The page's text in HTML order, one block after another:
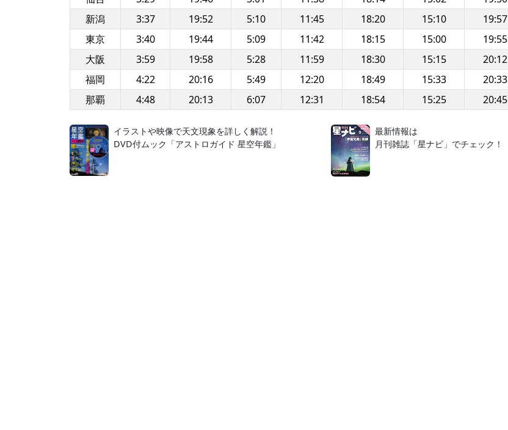
新潟
3:37 19:52 5:10 11:45 18:20 15:10 19:57
東京
3:40 19:44 5:09 11:42 18:15 15:00 19:55
大阪
3:59 19:58 5:28 11:59 18:30 15:15 20:12
福岡
4:22 20:16 5:49 12:20 18:49 15:33 20:33
那覇
4:48 20:13 6:07 12:31 18:54 15:25 20:45
イラストや映像で天文現象を詳しく解説！
DVD付ムック「アストロガイド 星空年鑑」
最新情報は
月刊雑誌「星ナビ」でチェック！